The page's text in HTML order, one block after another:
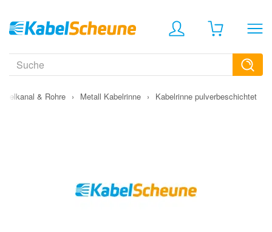
& Rohre › Metall Kabelrinne › Kabelrinne pulverbeschichtet